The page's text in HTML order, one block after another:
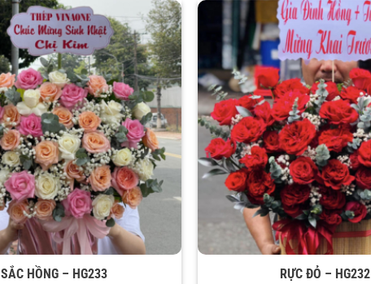
SẮC HỒNG – HG233 RỰC ĐỎ – HG232